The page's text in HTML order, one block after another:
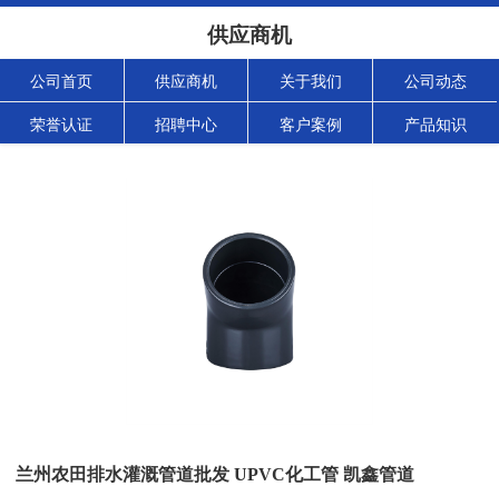
供应商机
公司首页 供应商机 关于我们 公司动态
荣誉认证 招聘中心 客户案例 产品知识
兰州农田排水灌溉管道批发 UPVC化工管 凯鑫管道